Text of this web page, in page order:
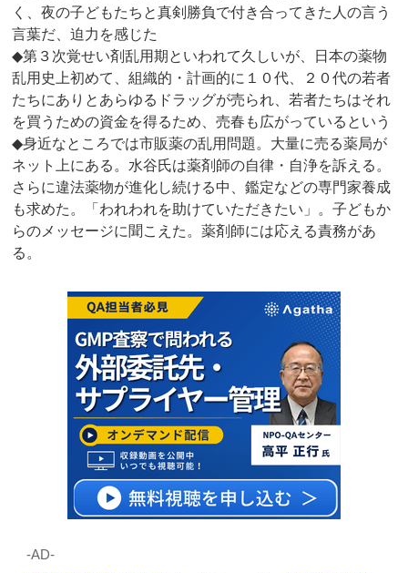
く、夜の子どもたちと真剣勝負で付き合ってきた人の言う
言葉だ、迫力を感じた
◆第３次覚せい剤乱用期といわれて久しいが、日本の薬物
乱用史上初めて、組織的・計画的に１０代、２０代の若者
たちにありとあらゆるドラッグが売られ、若者たちはそれ
を買うための資金を得るため、売春も広がっているという
◆身近なところでは市販薬の乱用問題。大量に売る薬局が
ネット上にある。水谷氏は薬剤師の自律・自浄を訴える。
さらに違法薬物が進化し続ける中、鑑定などの専門家養成
も求めた。「われわれを助けていただきたい」。子どもか
らのメッセージに聞こえた。薬剤師には応える責務があ
る。
‐AD‐